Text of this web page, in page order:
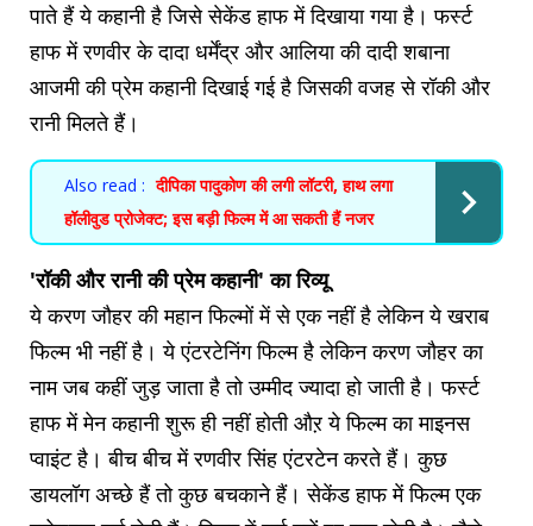
पाते हैं ये कहानी है जिसे सेकेंड हाफ में दिखाया गया है। फर्स्ट
हाफ में रणवीर के दादा धर्मेंद्र और आलिया की दादी शबाना
आजमी की प्रेम कहानी दिखाई गई है जिसकी वजह से रॉकी और
रानी मिलते हैं।
Also read : दीपिका पादुकोण की लगी लॉटरी, हाथ लगा
हॉलीवुड प्रोजेक्ट; इस बड़ी फिल्म में आ सकती हैं नजर
'रॉकी और रानी की प्रेम कहानी' का रिव्यू
ये करण जौहर की महान फिल्मों में से एक नहीं है लेकिन ये खराब
फिल्म भी नहीं है। ये एंटरटेनिंग फिल्म है लेकिन करण जौहर का
नाम जब कहीं जुड़ जाता है तो उम्मीद ज्यादा हो जाती है। फर्स्ट
हाफ में मेन कहानी शुरू ही नहीं होती औऱ ये फिल्म का माइनस
प्वाइंट है। बीच बीच में रणवीर सिंह एंटरटेन करते हैं। कुछ
डायलॉग अच्छे हैं तो कुछ बचकाने हैं। सेकेंड हाफ में फिल्म एक